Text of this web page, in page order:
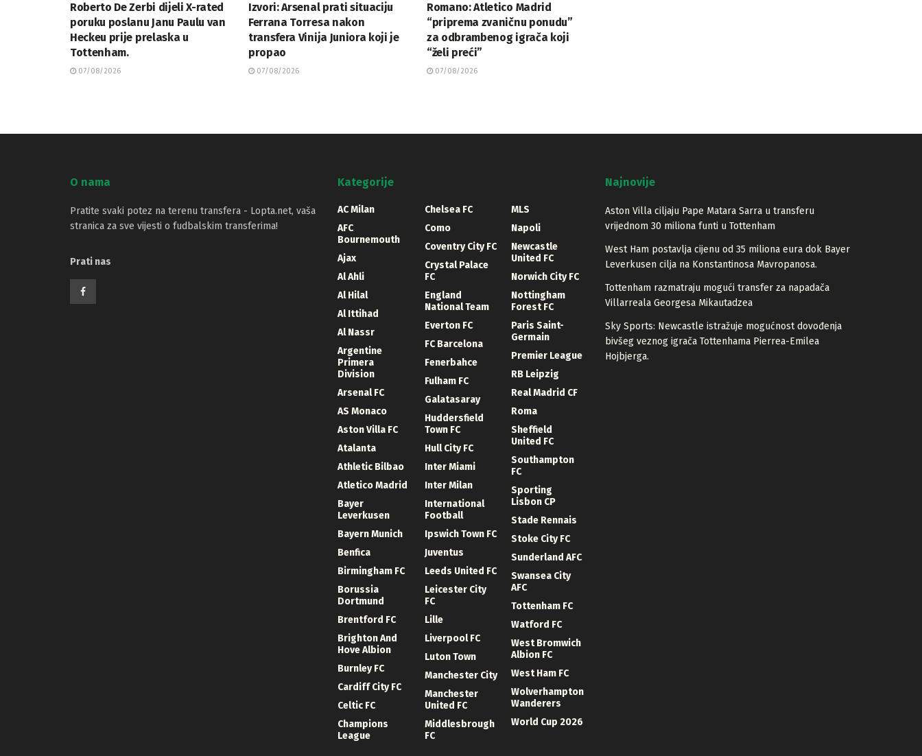
Roberto De Zerbi dijeli X-rated
poruku poslanu Janu Paulu van
Heckeu prije prelaska u
Tottenham.
07/08/2026
Izvori: Arsenal prati situaciju
Ferrana Torresa nakon
transfera Vinija Juniora koji je
propao
07/08/2026
Romano: Atletico Madrid
“priprema zvaničnu ponudu”
za odbrambenog igrača koji
“želi preći”
07/08/2026
O nama
Pratite svaki potez na terenu transfera - Lopta.net, vaša
stranica za sve vijesti o fudbalskim transferima!
Prati nas
Kategorije
AC Milan
AFC
Bournemouth
Ajax
Al Ahli
Al Hilal
Al Ittihad
Al Nassr
Argentine
Primera
Division
Arsenal FC
AS Monaco
Aston Villa FC
Atalanta
Athletic Bilbao
Atletico Madrid
Bayer
Leverkusen
Bayern Munich
Benfica
Birmingham FC
Borussia
Dortmund
Brentford FC
Brighton And
Hove Albion
Burnley FC
Cardiff City FC
Celtic FC
Champions
League
Chelsea FC
Como
Coventry City FC
Crystal Palace
FC
England
National Team
Everton FC
FC Barcelona
Fenerbahce
Fulham FC
Galatasaray
Huddersfield
Town FC
Hull City FC
Inter Miami
Inter Milan
International
Football
Ipswich Town FC
Juventus
Leeds United FC
Leicester City
FC
Lille
Liverpool FC
Luton Town
Manchester City
Manchester
United FC
Middlesbrough
FC
MLS
Napoli
Newcastle
United FC
Norwich City FC
Nottingham
Forest FC
Paris Saint-
Germain
Premier League
RB Leipzig
Real Madrid CF
Roma
Sheffield
United FC
Southampton
FC
Sporting
Lisbon CP
Stade Rennais
Stoke City FC
Sunderland AFC
Swansea City
AFC
Tottenham FC
Watford FC
West Bromwich
Albion FC
West Ham FC
Wolverhampton
Wanderers
World Cup 2026
Najnovije
Aston Villa ciljaju Pape Matara Sarra u transferu
vrijednom 30 miliona funti u Tottenham
West Ham postavlja cijenu od 35 miliona eura dok Bayer
Leverkusen cilja na Konstantinosa Mavropanosa.
Tottenham razmatraju mogući transfer za napadača
Villarreala Georgesa Mikautadzea
Sky Sports: Newcastle istražuje mogućnost dovođenja
bivšeg veznog igrača Tottenhama Pierrea-Emilea
Hojbjerga.